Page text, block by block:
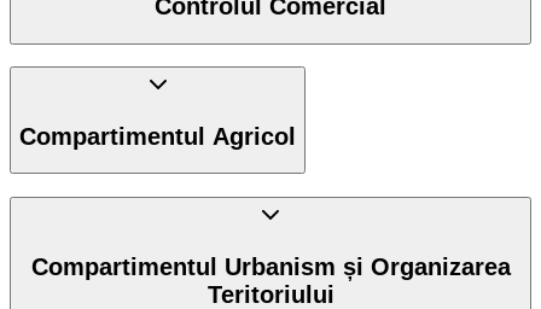
Controlul Comercial
Compartimentul Agricol
Compartimentul Urbanism și Organizarea
Teritoriului